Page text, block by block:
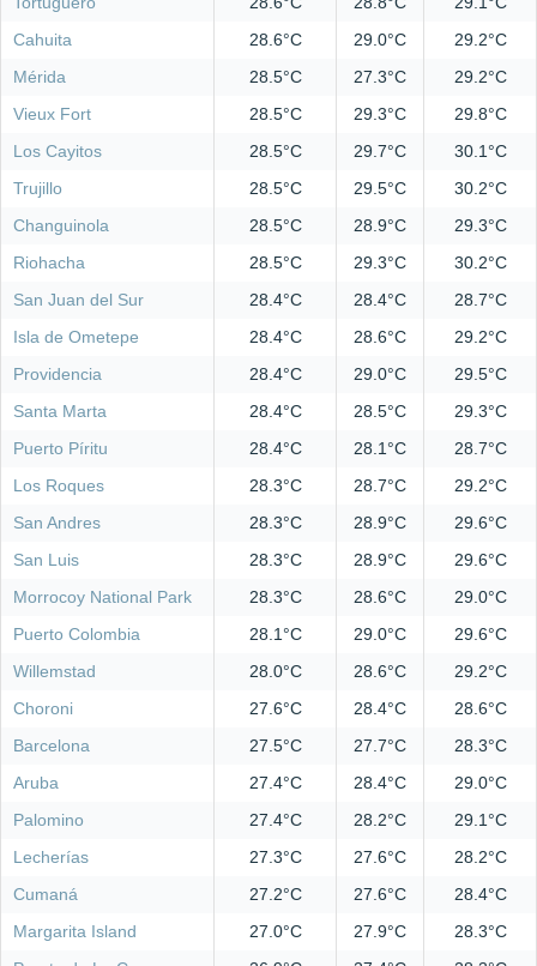
Cahuita
28.6°C 29.0°C
29.2°C
Mérida
28.5°C 27.3°C
29.2°C
Vieux Fort
28.5°C 29.3°C
29.8°C
Los Cayitos
28.5°C 29.7°C
30.1°C
Trujillo
28.5°C 29.5°C
30.2°C
Changuinola
28.5°C 28.9°C
29.3°C
Riohacha
28.5°C 29.3°C
30.2°C
San Juan del Sur
28.4°C 28.4°C
28.7°C
Isla de Ometepe
28.4°C 28.6°C
29.2°C
Providencia
28.4°C 29.0°C
29.5°C
Santa Marta
28.4°C 28.5°C
29.3°C
Puerto Píritu
28.4°C 28.1°C
28.7°C
Los Roques
28.3°C 28.7°C
29.2°C
San Andres
28.3°C 28.9°C
29.6°C
San Luis
28.3°C 28.9°C
29.6°C
Morrocoy National Park
28.3°C 28.6°C
29.0°C
Puerto Colombia
28.1°C 29.0°C
29.6°C
Willemstad
28.0°C 28.6°C
29.2°C
Choroni
27.6°C 28.4°C
28.6°C
Barcelona
27.5°C 27.7°C
28.3°C
Aruba
27.4°C 28.4°C
29.0°C
Palomino
27.4°C 28.2°C
29.1°C
Lecherías
27.3°C 27.6°C
28.2°C
Cumaná
27.2°C 27.6°C
28.4°C
Margarita Island
27.0°C 27.9°C
28.3°C